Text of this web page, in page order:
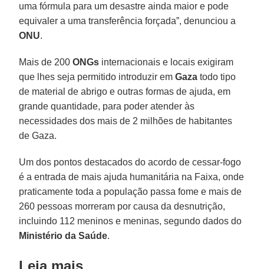
uma fórmula para um desastre ainda maior e pode
equivaler a uma transferência forçada”, denunciou a
ONU.
Mais de 200ONGs internacionais e locais exigiram
que lhes seja permitido introduzir emGaza todo tipo
de material de abrigo e outras formas de ajuda, em
grande quantidade, para poder atender às
necessidades dos mais de 2 milhões de habitantes
de Gaza.
Um dos pontos destacados do acordo de cessar-fogo
é a entrada de mais ajuda humanitária na Faixa, onde
praticamente toda a população passa fome e mais de
260 pessoas morreram por causa da desnutrição,
incluindo 112 meninos e meninas, segundo dados do
Ministério da Saúde.
Leia mais